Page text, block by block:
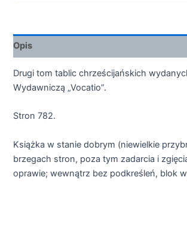
Opis
Drugi tom tablic chrześcijańskich
Wydawniczą „Vocatio”.
Stron 782.
Książka w stanie dobrym (niewielkie
brzegach stron, poza tym zadarcia i
oprawie; wewnątrz bez podkreśleń, blok w